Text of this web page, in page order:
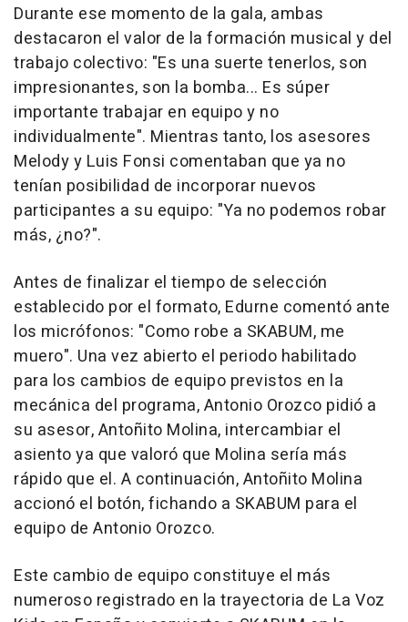
Durante ese momento de la gala, ambas
destacaron el valor de la formación musical y del
trabajo colectivo: "Es una suerte tenerlos, son
impresionantes, son la bomba... Es súper
importante trabajar en equipo y no
individualmente". Mientras tanto, los asesores
Melody y Luis Fonsi comentaban que ya no
tenían posibilidad de incorporar nuevos
participantes a su equipo: "Ya no podemos robar
más, ¿no?".
Antes de finalizar el tiempo de selección
establecido por el formato, Edurne comentó ante
los micrófonos: "Como robe a SKABUM, me
muero". Una vez abierto el periodo habilitado
para los cambios de equipo previstos en la
mecánica del programa, Antonio Orozco pidió a
su asesor, Antoñito Molina, intercambiar el
asiento ya que valoró que Molina sería más
rápido que el. A continuación, Antoñito Molina
accionó el botón, fichando a SKABUM para el
equipo de Antonio Orozco.
Este cambio de equipo constituye el más
numeroso registrado en la trayectoria de La Voz